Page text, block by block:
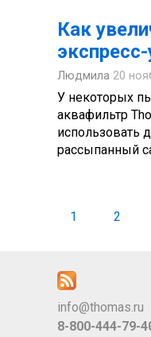
Как
Людмила 20
У некоторых
аквафильтр
использовать
рассыпанный
1 2
info@thomas.ru
8-800-444-79-